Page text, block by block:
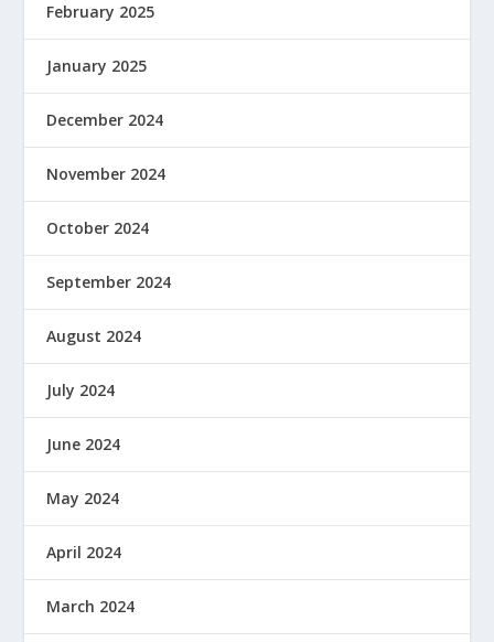
February 2025
January 2025
December 2024
November 2024
October 2024
September 2024
August 2024
July 2024
June 2024
May 2024
April 2024
March 2024